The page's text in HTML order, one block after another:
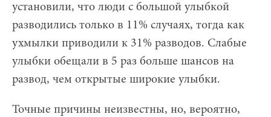
установили, что люди с большой улыбкой
разводились только в 11% случаях, тогда как
ухмылки приводили к 31% разводов. Слабые
улыбки обещали в 5 раз больше шансов на
развод, чем открытые широкие улыбки.
Точные причины неизвестны, но, вероятно,